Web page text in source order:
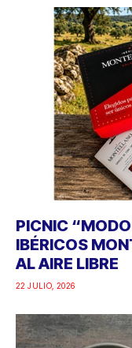
PICNIC
IBÉRICOS
AL AIRE LIBRE
22 JULIO, 2026